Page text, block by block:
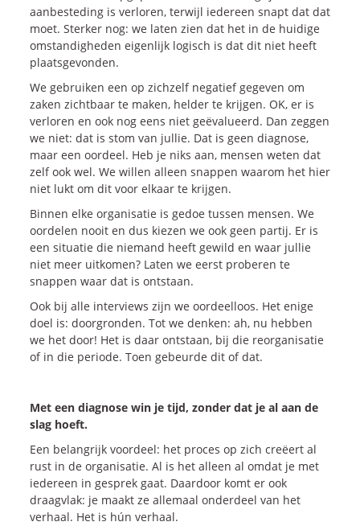
aanbesteding is verloren, terwijl iedereen snapt dat dat
moet. Sterker nog: we laten zien dat het in de huidige
omstandigheden eigenlijk logisch is dat dit niet heeft
plaatsgevonden.
We gebruiken een op zichzelf negatief gegeven om
zaken zichtbaar te maken, helder te krijgen. OK, er is
verloren en ook nog eens niet geëvalueerd. Dan zeggen
we niet: dat is stom van jullie. Dat is geen diagnose,
maar een oordeel. Heb je niks aan, mensen weten dat
zelf ook wel. We willen alleen snappen waarom het hier
niet lukt om dit voor elkaar te krijgen.
Binnen elke organisatie is gedoe tussen mensen. We
oordelen nooit en dus kiezen we ook geen partij. Er is
een situatie die niemand heeft gewild en waar jullie
niet meer uitkomen? Laten we eerst proberen te
snappen waar dat is ontstaan.
Ook bij alle interviews zijn we oordeelloos. Het enige
doel is: doorgronden. Tot we denken: ah, nu hebben
we het door! Het is daar ontstaan, bij die reorganisatie
of in die periode. Toen gebeurde dit of dat.
Met een diagnose win je tijd, zonder dat je al aan de
slag hoeft.
Een belangrijk voordeel: het proces op zich creëert al
rust in de organisatie. Al is het alleen al omdat je met
iedereen in gesprek gaat. Daardoor komt er ook
draagvlak: je maakt ze allemaal onderdeel van het
verhaal. Het is hún verhaal.